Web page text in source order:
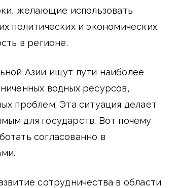
желающие использовать
политических и экономических
в регионе.
Азии ищут пути наиболее
водных ресурсов,
проблем. Эта ситуация делает
для государств. Вот почему
согласованно в
сотрудничества в области